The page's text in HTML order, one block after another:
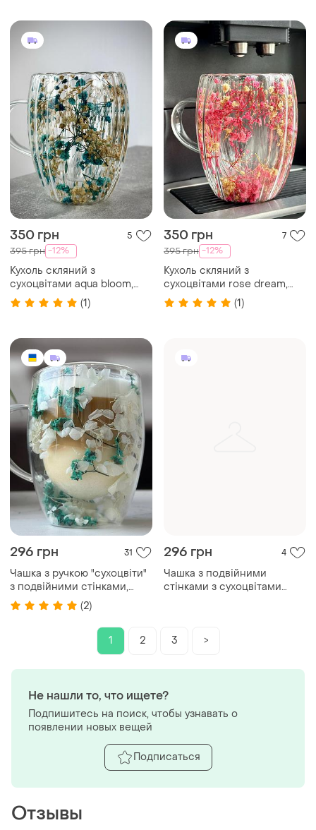
350 грн 5
395 грн -12%
Кухоль скляний з
сухоцвітами aqua bloom,
350 мл новинка
(1)
350 грн 7
395 грн -12%
Кухоль скляний з
сухоцвітами rose dream,
350 мл новинка
(1)
296 грн 31
Чашка з ручкою "сухоцвіти"
з подвійними стінками,
біло-синя, 350 мл
(2)
296 грн 4
Чашка з подвійними
стінками з сухоцвітами
1 2 3 >
Отзывы
Не нашли то, что ищете?
Подпишитесь на поиск, чтобы узнавать о
появлении новых вещей
Подписаться